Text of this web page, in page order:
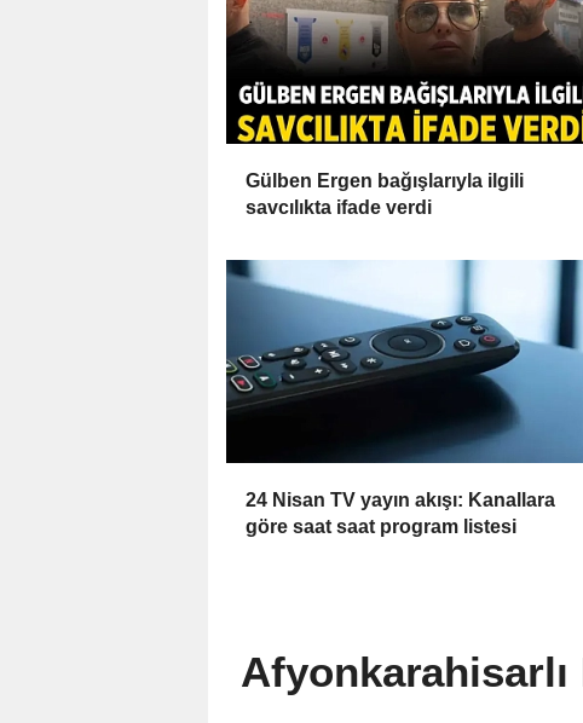
Gülben Ergen bağışlarıyla ilgili
savcılıkta ifade verdi
24 Nisan TV yayın akışı: Kanallara
göre saat saat program listesi